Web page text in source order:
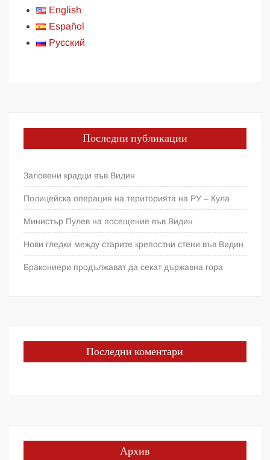
English
Español
Русский
Последни публикации
Заловени крадци във Видин
Полицейска операция на територията на РУ – Кула
Министър Пулев на посещение във Видин
Нови гледки между старите крепостни стени във Видин
Бракониери продължават да секат държавна гора
Последни коментари
Архив